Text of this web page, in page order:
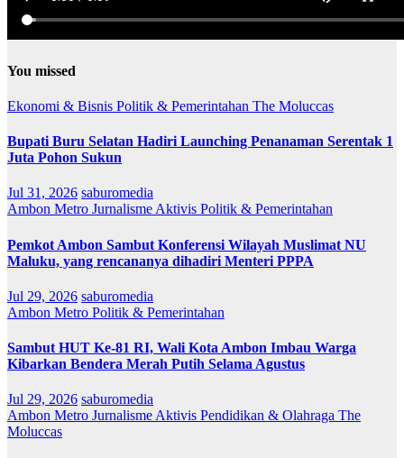
You missed
Ekonomi & Bisnis Politik & Pemerintahan The Moluccas
Bupati Buru Selatan Hadiri Launching Penanaman Serentak 1
Juta Pohon Sukun
Jul 31, 2026 saburomedia
Ambon Metro Jurnalisme Aktivis Politik & Pemerintahan
Pemkot Ambon Sambut Konferensi Wilayah Muslimat NU
Maluku, yang rencananya dihadiri Menteri PPPA
Jul 29, 2026 saburomedia
Ambon Metro Politik & Pemerintahan
Sambut HUT Ke-81 RI, Wali Kota Ambon Imbau Warga
Kibarkan Bendera Merah Putih Selama Agustus
Jul 29, 2026 saburomedia
Ambon Metro Jurnalisme Aktivis Pendidikan & Olahraga The
Moluccas